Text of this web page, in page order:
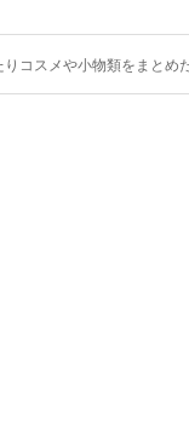
コスメや小物類をまとめ